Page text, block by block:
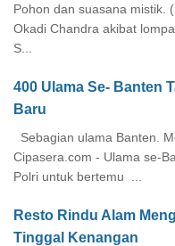
Pohon dan suasana mistik.
Okadi Chandra akibat
S...
400 Ulama Se- Banten
Baru
Sebagian ulama Banten.
Cipasera.com - Ulama se-
Polri untuk bertemu ...
Resto Rindu Alam
Tinggal Kenangan